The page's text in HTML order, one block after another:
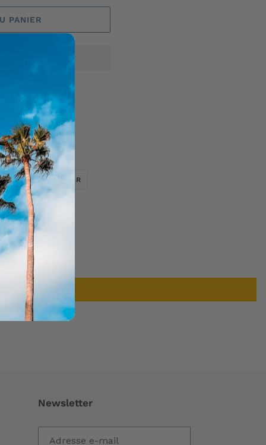
PANIER
à velcro.
TWEETER
SUR
TWITTER
ÉPINGLER
Newsletter